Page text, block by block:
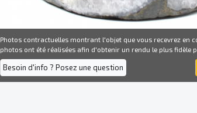
Photos contractuelles montrant l'objet que vous recevrez en
photos ont été réalisées afin d'obtenir un rendu le plus fidèle
Besoin d'info ? Posez une question